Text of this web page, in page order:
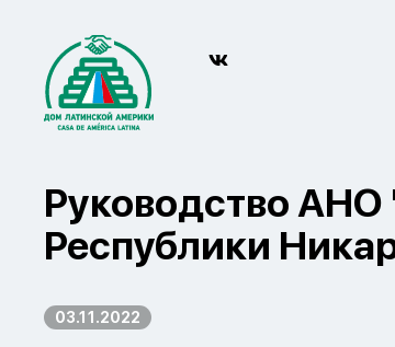
Руководство
Республики
03.11.2022